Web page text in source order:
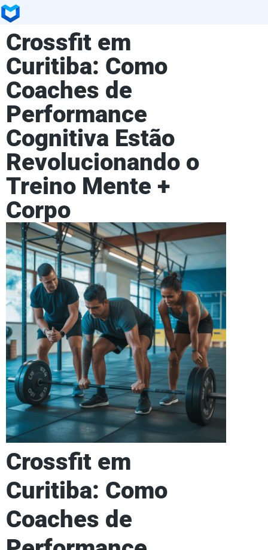
Crossfit em
Curitiba: Como
Coaches de
Performance
Cognitiva Estão
Revolucionando o
Treino Mente +
Corpo
Crossfit em
Curitiba: Como
Coaches de